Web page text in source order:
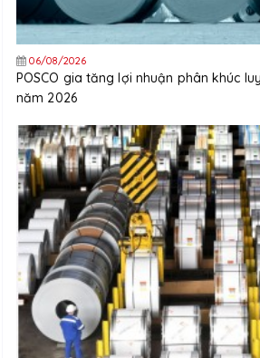
06/08/2026
POSCO gia tăng lợi nhuận phân khúc
năm 2026